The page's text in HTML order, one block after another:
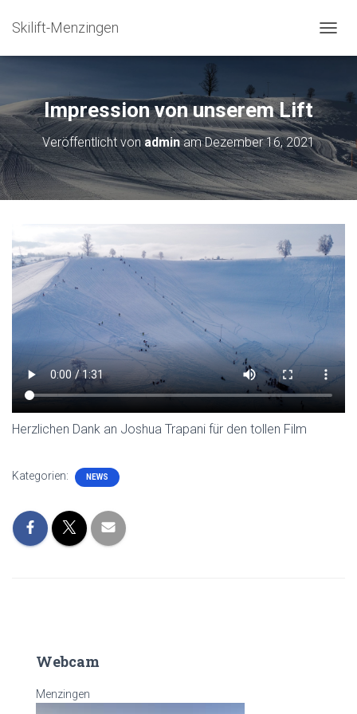
Skilift-Menzingen
A
G
A
I
O
N
S
C
H
A
L
T
E
Impression von unserem Lift
Veröffentlicht vonadminamDezember 16, 2021
Herzlichen Dank an Joshua Trapani für den tollen Film
Kategorien: NEWS
Webcam
Menzingen